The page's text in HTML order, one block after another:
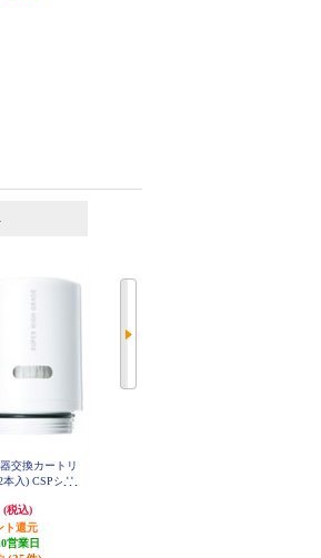
交換カートリ
入) CSPシリ
(税込)
ト還元
営業日